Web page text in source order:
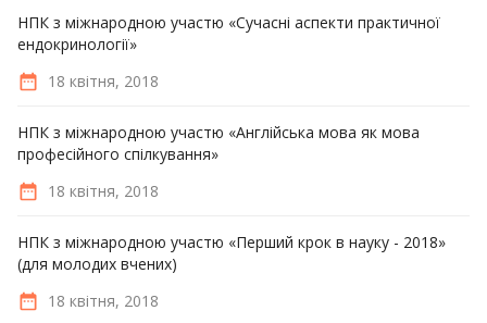
НПК з міжнародною участю «Сучасні аспекти практичної
ендокринології»
18 квітня, 2018
НПК з міжнародною участю «Англійська мова як мова
професійного спілкування»
18 квітня, 2018
НПК з міжнародною участю «Перший крок в науку - 2018»
(для молодих вчених)
18 квітня, 2018